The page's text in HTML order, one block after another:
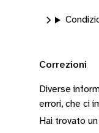
Correzioni
Diverse
errori, che ci
Hai trovato